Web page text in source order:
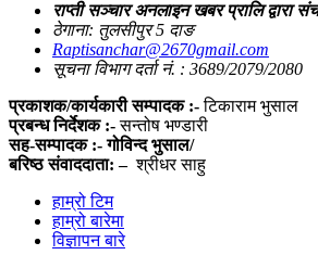
राप्ती सञ्चार अनलाइन खबर प्रालि द्वारा
ठेगाना: तुलसीपुर 5 दाङ
Raptisanchar@2670gmail.com
सूचना विभाग दर्ता नं. : 3689/2079/2080
प्रकाशक/कार्यकारी सम्पादक :-टिकाराम भुसाल
प्रबन्ध निर्देशक :-सन्तोष भण्डारी
सह-सम्पादक :- गोविन्द भुसाल/
बरिष्ठ संवाददाता: – श्रीधर साहु
हाम्रो टिम
हाम्रो बारेमा
विज्ञापन बारे